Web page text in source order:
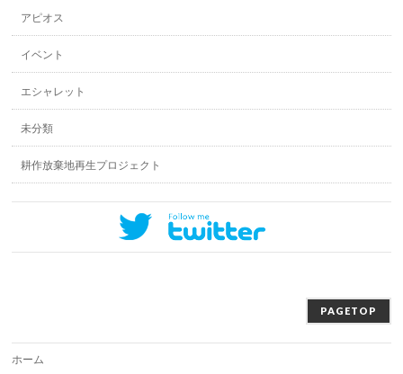
アピオス
イベント
エシャレット
未分類
耕作放棄地再生プロジェクト
PAGETOP
ホーム